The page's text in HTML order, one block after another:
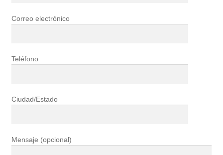
Correo electrónico
Teléfono
Ciudad/Estado
Mensaje (opcional)